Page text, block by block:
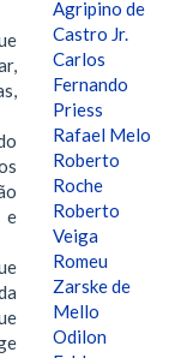
e
Agripino de
Castro Jr.
Carlos
Fernando
Priess
Rafael Melo
Roberto
Roche
Roberto
Veiga
Romeu
Zarske de
Mello
Odilon